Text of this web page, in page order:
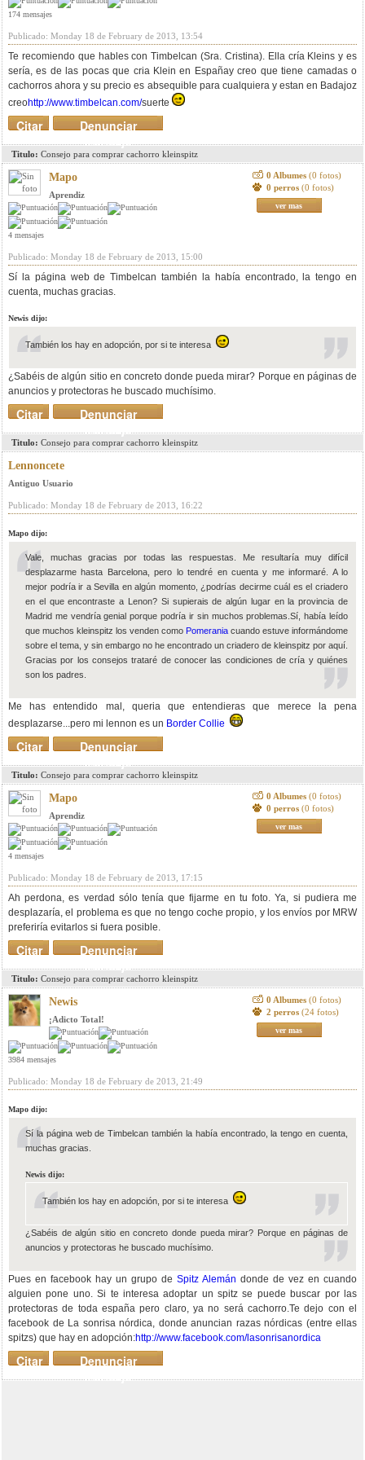
174 mensajes
Publicado: Monday 18 de February de 2013, 13:54
Te recomiendo que hables con Timbelcan (Sra. Cristina). Ella cría Kleins y es
sería, es de las pocas que cria Klein en Españay creo que tiene camadas o
cachorros ahora y su precio es absequible para cualquiera y estan en Badajoz
creohttp://www.timbelcan.com/suerte
Denunciar
mensaje
Citar
Titulo: Consejo para comprar cachorro kleinspitz
Mapo
Aprendiz
4 mensajes
0 Albumes (0 fotos)
0 perros (0 fotos)
ver mas
Publicado: Monday 18 de February de 2013, 15:00
Sí la página web de Timbelcan también la había encontrado, la tengo en
cuenta, muchas gracias.
Newis dijo:
También los hay en adopción, por si te interesa
¿Sabéis de algún sitio en concreto donde pueda mirar? Porque en páginas de
anuncios y protectoras he buscado muchísimo.
Denunciar
mensaje
Citar
Titulo: Consejo para comprar cachorro kleinspitz
Lennoncete
Antiguo Usuario
Publicado: Monday 18 de February de 2013, 16:22
Mapo dijo:
Vale, muchas gracias por todas las respuestas. Me resultaría muy difícil
desplazarme hasta Barcelona, pero lo tendré en cuenta y me informaré. A lo
mejor podría ir a Sevilla en algún momento, ¿podrías decirme cuál es el criadero
en el que encontraste a Lenon? Si supierais de algún lugar en la provincia de
Madrid me vendría genial porque podría ir sin muchos problemas.Sí, había leído
que muchos kleinspitz los venden como Pomerania cuando estuve informándome
sobre el tema, y sin embargo no he encontrado un criadero de kleinspitz por aquí.
Gracias por los consejos trataré de conocer las condiciones de cría y quiénes
son los padres.
Me has entendido mal, queria que entendieras que merece la pena
desplazarse...pero mi lennon es un Border Collie
Denunciar
mensaje
Citar
Titulo: Consejo para comprar cachorro kleinspitz
Mapo
Aprendiz
4 mensajes
0 Albumes (0 fotos)
0 perros (0 fotos)
ver mas
Publicado: Monday 18 de February de 2013, 17:15
Ah perdona, es verdad sólo tenía que fijarme en tu foto. Ya, si pudiera me
desplazaría, el problema es que no tengo coche propio, y los envíos por MRW
preferiría evitarlos si fuera posible.
Denunciar
mensaje
Citar
Titulo: Consejo para comprar cachorro kleinspitz
Newis
¡Adicto Total!
3984 mensajes
0 Albumes (0 fotos)
2 perros (24 fotos)
ver mas
Publicado: Monday 18 de February de 2013, 21:49
Mapo dijo:
Sí la página web de Timbelcan también la había encontrado, la tengo en cuenta,
muchas gracias.
Newis dijo:
También los hay en adopción, por si te interesa
¿Sabéis de algún sitio en concreto donde pueda mirar? Porque en páginas de
anuncios y protectoras he buscado muchísimo.
Pues en facebook hay un grupo de Spitz Alemán donde de vez en cuando
alguien pone uno. Si te interesa adoptar un spitz se puede buscar por las
protectoras de toda españa pero claro, ya no será cachorro.Te dejo con el
facebook de La sonrisa nórdica, donde anuncian razas nórdicas (entre ellas
spitzs) que hay en adopción:http://www.facebook.com/lasonrisanordica
Denunciar
mensaje
Citar